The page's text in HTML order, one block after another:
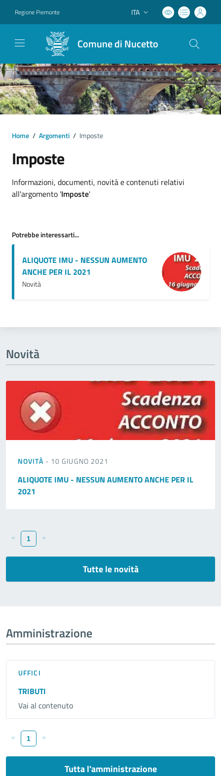
Regione Piemonte Lingua attiva:
ITA
Comune di Nucetto
Home / Argomenti / Imposte
Imposte
Dettagli argomento
Informazioni, documenti, novità e contenuti relativi
all'argomento 'Imposte'
Potrebbe interessarti...
ALIQUOTE IMU - NESSUN AUMENTO
ANCHE PER IL 2021
Novità
Novità
NOVITÀ - 10 GIUGNO 2021
ALIQUOTE IMU - NESSUN AUMENTO ANCHE PER IL
2021
« 1 »
Tutte le novità
Amministrazione
UFFICI
TRIBUTI
Vai al contenuto
« 1 »
Tutta l'amministrazione